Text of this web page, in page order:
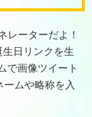
レーターだよ！
日リンクを生
で画像ツイート
ムや略称を入